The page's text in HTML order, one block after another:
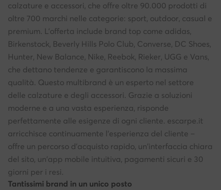
calzature e accessori, che offre oltre 90.000 prodotti di
oltre 700 marchi nelle categorie: sport, outdoor, casual e
premium. L'offerta include brand top come adidas,
Birkenstock, Beverly Hills Polo Club, Converse, DC Shoes,
Hunter, New Balance, Nike, Reebok, Rieker, UGG e Vans,
che dettano tendenze e garantiscono la massima
qualità. Questo multibrand è un esperto nel settore
delle calzature e degli accessori. Grazie a soluzioni
moderne e a una vasta esperienza, risponde
perfettamente alle esigenze di ogni cliente. escarpe.it
arricchisce continuamente l'esperienza del cliente –
offre un percorso d'acquisto rapido, un'interfaccia chiara
del sito, un'app mobile intuitiva, pagamenti sicuri e 30
giorni per i resi.
Tantissimi brand in un unico posto